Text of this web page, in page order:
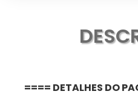
==== DETALHES DO